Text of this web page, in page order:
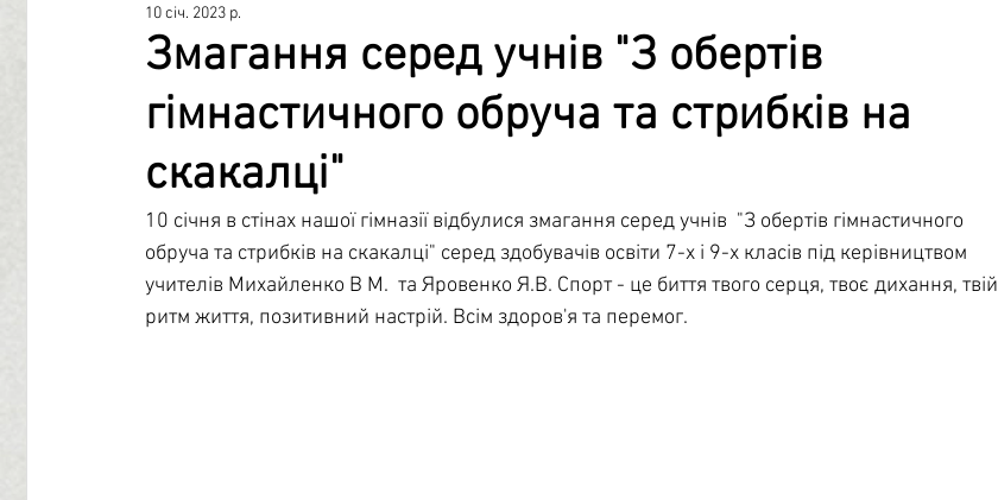
СТОП-Булінг! Методична робота
Профорієнтація Бібліотечний центр Психологічна служба Освітня безпека
Учнівське самоврядування
Змагання серед учнів "З обертів
гімнастичного обруча та стрибків на
скакалці"
10 січ. 2023 р.
10 січня в стінах нашої гімназії відбулися змагання серед учнів  "З обертів гімнастичного
обруча та стрибків на скакалці" серед здобувачів освіти 7-х і 9-х класів під керівництвом
учителів Михайленко В М.  та Яровенко Я.В. Спорт - це биття твого серця, твоє дихання, твій
ритм життя, позитивний настрій. Всім здоров'я та перемог.